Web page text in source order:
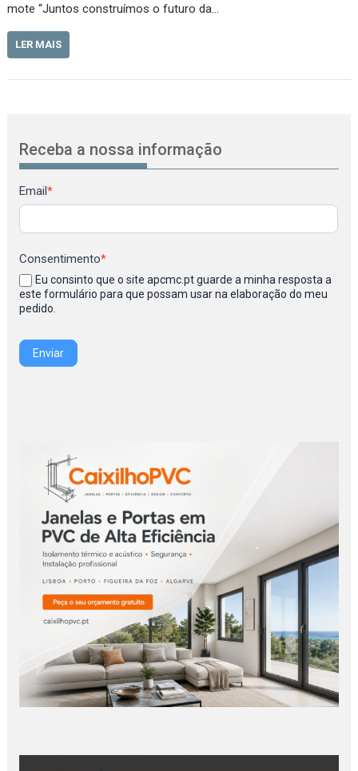
mote “Juntos construímos o futuro da…
LER MAIS
Receba a nossa informação
Newsletter
Email*
Consentimento*
Eu consinto que o site apcmc.pt guarde a minha resposta a
este formulário para que possam usar na elaboração do meu
pedido.
Enviar